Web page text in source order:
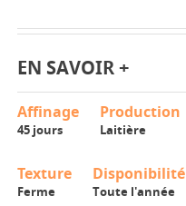
EN SAVOIR +
Affinage
45 jours
Production
Laitière
Texture
Ferme
Disponibilité
Toute l'année